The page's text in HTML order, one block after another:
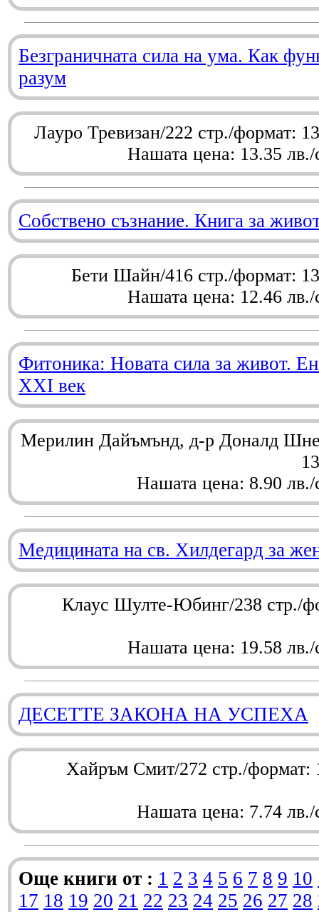
Безграничната сила на ума. Как
разум
Лауро Тревизан/222 стр./формат:
Нашата цена: 13.35 лв./
Собствено съзнание. Книга за
Бети Шайн/416 стр./формат:
Нашата цена: 12.46 лв./
Фитоника: Новата сила за живот.
XXI век
Мерилин Дайъмънд, д-р Доналд
Нашата цена: 8.90 лв./
Медицината на св. Хилдегард за
Клаус Шулте-Юбинг/238 стр./
Нашата цена: 19.58 лв./
ДЕСЕТТЕ ЗАКОНА НА УСПЕХА
Хайръм Смит/272 стр./
Нашата цена: 7.74 лв./
Още книги от : 1 2 3 4 5 6 7 8 9 10
17 18 19 20 21 22 23 24 25 26 27 28